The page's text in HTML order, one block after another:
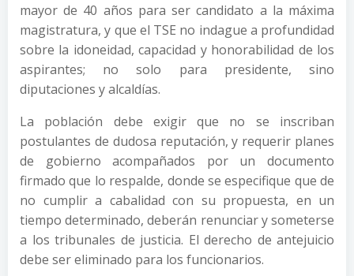
mayor de 40 años para ser candidato a la máxima
magistratura, y que el TSE no indague a profundidad
sobre la idoneidad, capacidad y honorabilidad de los
aspirantes; no solo para presidente, sino
diputaciones y alcaldías.
La población debe exigir que no se inscriban
postulantes de dudosa reputación, y requerir planes
de gobierno acompañados por un documento
firmado que lo respalde, donde se especifique que de
no cumplir a cabalidad con su propuesta, en un
tiempo determinado, deberán renunciar y someterse
a los tribunales de justicia. El derecho de antejuicio
debe ser eliminado para los funcionarios.